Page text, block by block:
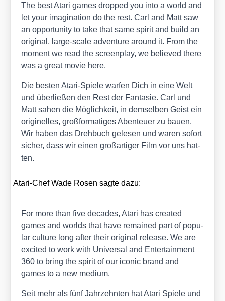
The best Ata­ri games drop­ped you into a world and
let your ima­gi­na­ti­on do the rest. Carl and Matt saw
an oppor­tu­ni­ty to take that same spi­rit and build an
ori­gi­nal, lar­ge-sca­le adven­ture around it. From the
moment we read the screen­play, we belie­ved the­re
was a gre­at movie here.
Die bes­ten Ata­ri-Spie­le war­fen Dich in eine Welt
und über­lie­ßen den Rest der Fan­ta­sie. Carl und
Matt sahen die Mög­lich­keit, in dem­sel­ben Geist ein
ori­gi­nel­les, groß­for­ma­ti­ges Aben­teu­er zu bau­en.
Wir haben das Dreh­buch gele­sen und waren sofort
sicher, dass wir einen groß­ar­ti­ger Film vor uns hat­
ten.
Ata­ri-Chef Wade Rosen sag­te dazu:
For more than five deca­des, Ata­ri has crea­ted
games and worlds that have remain­ed part of popu­
lar cul­tu­re long after their ori­gi­nal release. We are
exci­ted to work with Uni­ver­sal and Enter­tain­ment
360 to bring the spi­rit of our ico­nic brand and
games to a new medi­um.
Seit mehr als fünf Jahr­zehn­ten hat Ata­ri Spie­le und